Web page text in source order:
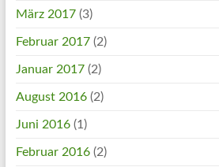
März 2017(3)
Februar 2017(2)
Januar 2017(2)
August 2016(2)
Juni 2016(1)
Februar 2016(2)